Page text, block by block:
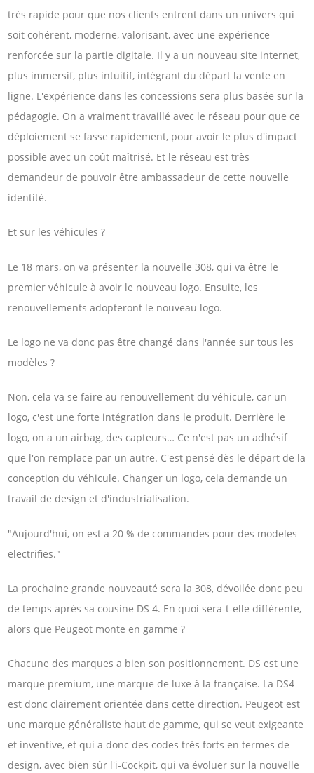
très rapide pour que nos clients entrent dans un univers qui
soit cohérent, moderne, valorisant, avec une expérience
renforcée sur la partie digitale. Il y a un nouveau site internet,
plus immersif, plus intuitif, intégrant du départ la vente en
ligne. L'expérience dans les concessions sera plus basée sur la
pédagogie. On a vraiment travaillé avec le réseau pour que ce
déploiement se fasse rapidement, pour avoir le plus d'impact
possible avec un coût maîtrisé. Et le réseau est très
demandeur de pouvoir être ambassadeur de cette nouvelle
identité.
Et sur les véhicules ?
Le 18 mars, on va présenter la nouvelle 308, qui va être le
premier véhicule à avoir le nouveau logo. Ensuite, les
renouvellements adopteront le nouveau logo.
Le logo ne va donc pas être changé dans l'année sur tous les
modèles ?
Non, cela va se faire au renouvellement du véhicule, car un
logo, c'est une forte intégration dans le produit. Derrière le
logo, on a un airbag, des capteurs… Ce n'est pas un adhésif
que l'on remplace par un autre. C'est pensé dès le départ de la
conception du véhicule. Changer un logo, cela demande un
travail de design et d'industrialisation.
"Aujourd'hui, on est a 20 % de commandes pour des modeles
electrifies."
La prochaine grande nouveauté sera la 308, dévoilée donc peu
de temps après sa cousine DS 4. En quoi sera-t-elle différente,
alors que Peugeot monte en gamme ?
Chacune des marques a bien son positionnement. DS est une
marque premium, une marque de luxe à la française. La DS4
est donc clairement orientée dans cette direction. Peugeot est
une marque généraliste haut de gamme, qui se veut exigeante
et inventive, et qui a donc des codes très forts en termes de
design, avec bien sûr l'i-Cockpit, qui va évoluer sur la nouvelle